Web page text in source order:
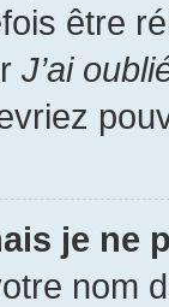
être
J’ai
je ne
nom